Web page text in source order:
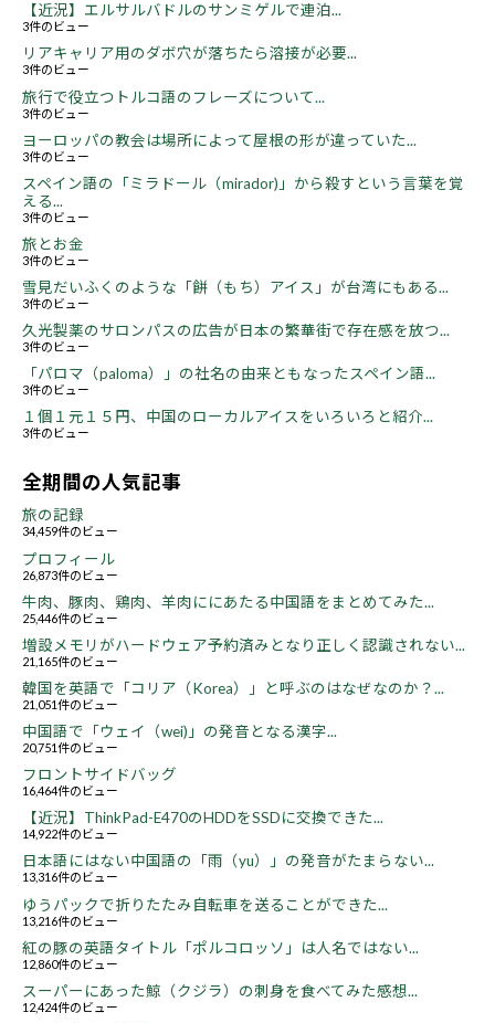
【近況】エルサルバドルのサンミゲルで連泊...
3件のビュー
リアキャリア用のダボ穴が落ちたら溶接が必要...
3件のビュー
旅行で役立つトルコ語のフレーズについて...
3件のビュー
ヨーロッパの教会は場所によって屋根の形が違っていた...
3件のビュー
スペイン語の「ミラドール（mirador)」から殺すという言葉を覚
える...
3件のビュー
旅とお金
3件のビュー
雪見だいふくのような「餅（もち）アイス」が台湾にもある...
3件のビュー
久光製薬のサロンパスの広告が日本の繁華街で存在感を放つ...
3件のビュー
「パロマ（paloma）」の社名の由来ともなったスペイン語...
3件のビュー
１個１元１５円、中国のローカルアイスをいろいろと紹介...
3件のビュー
全期間の人気記事
旅の記録
34,459件のビュー
プロフィール
26,873件のビュー
牛肉、豚肉、鶏肉、羊肉ににあたる中国語をまとめてみた...
25,446件のビュー
増設メモリがハードウェア予約済みとなり正しく認識されない...
21,165件のビュー
韓国を英語で「コリア（Korea）」と呼ぶのはなぜなのか？...
21,051件のビュー
中国語で「ウェイ（wei)」の発音となる漢字...
20,751件のビュー
フロントサイドバッグ
16,464件のビュー
【近況】ThinkPad-E470のHDDをSSDに交換できた...
14,922件のビュー
日本語にはない中国語の「雨（yu）」の発音がたまらない...
13,316件のビュー
ゆうパックで折りたたみ自転車を送ることができた...
13,216件のビュー
紅の豚の英語タイトル「ポルコロッソ」は人名ではない...
12,860件のビュー
スーパーにあった鯨（クジラ）の刺身を食べてみた感想...
12,424件のビュー